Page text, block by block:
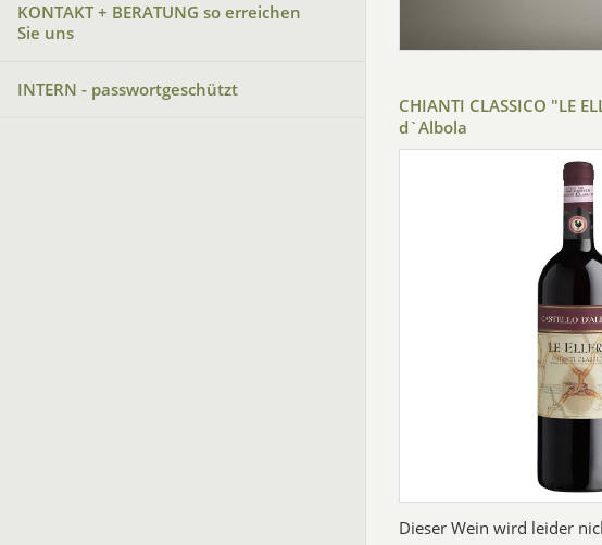
KONTAKT + BERATUNG so erreichen
Sie uns
INTERN - passwortgeschützt
CHIANTI CLASSICO "LE
d`Albola
Dieser Wein wird leider